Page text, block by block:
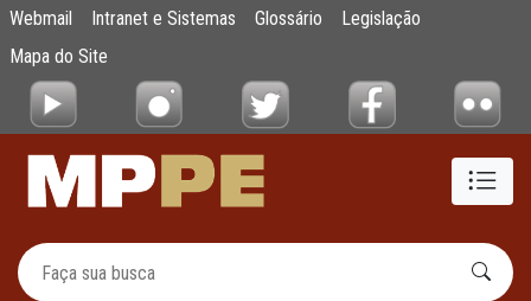
Pular para o Conteúdo principal
Atos Normativos
Webmail Intranet e Sistemas Glossário
Legislação
Mapa do Site